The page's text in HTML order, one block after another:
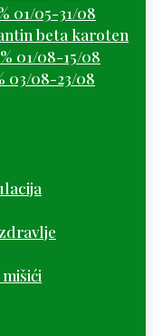
01/05-31/08
beta karoten
01/08-15/08
03/08-23/08